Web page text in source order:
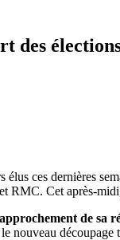
ces dernières
RMC. Cet après-
de sa
nouveau